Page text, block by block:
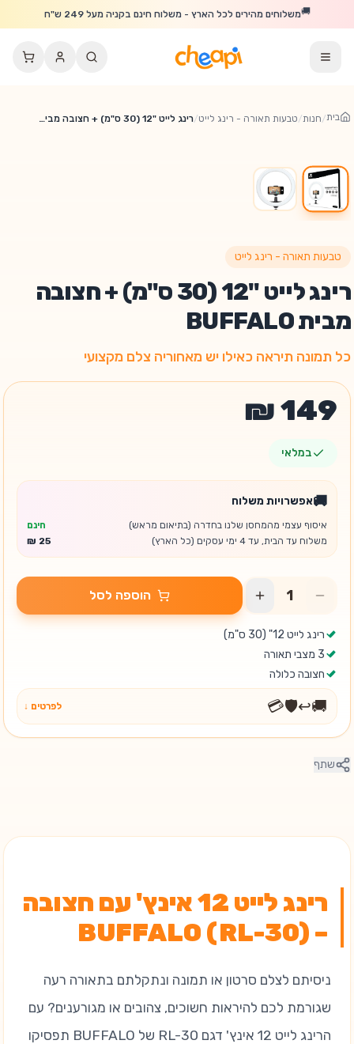
דלג לתוכן הראשי
🚚משלוחים מהירים לכל הארץ - משלוח חינם בקניה מעל 249 ש"ח
בית/חנות/טבעות תאורה - רינג לייט/ רינג לייט "12 (30 ס"מ) + חצובה מבית BUFFALO
טבעות תאורה - רינג לייט
רינג לייט "12 (30 ס"מ) + חצובה
מבית BUFFALO
כל תמונה תיראה כאילו יש מאחוריה צלם מקצועי
במלאי
🚚אפשרויות משלוח
איסוף עצמי מהמחסן שלנו בחדרה (בתיאום מראש)
חינם
משלוח עד הבית, עד 4 ימי עסקים (כל הארץ)
הוספה לסל
רינג לייט 12" (30 ס"מ)
3 מצבי תאורה
חצובה כלולה
🚚
↩️
🛡️
💳 לפרטים ↓
שתף
רינג לייט 12 אינץ' עם חצובה
– BUFFALO (RL-30)
ניסיתם לצלם סרטון או תמונה ונתקלתם בתאורה רעה
שגורמת לכם להיראות חשוכים, צהובים או מגורענים? עם
הרינג לייט 12 אינץ' דגם RL-30 של BUFFALO תפסיקו